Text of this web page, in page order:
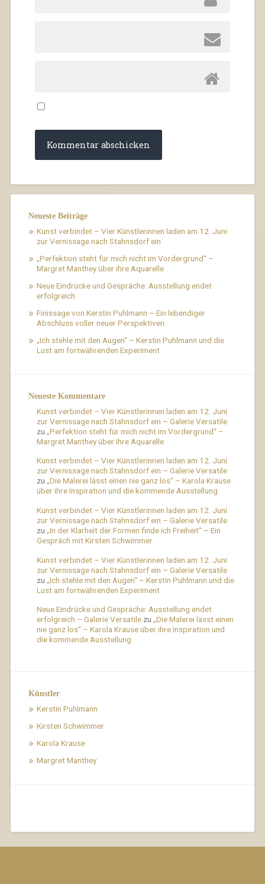
Neueste Beiträge
Kunst verbindet – Vier Künstlerinnen laden am 12. Juni
zur Vernissage nach Stahnsdorf ein
„Perfektion steht für mich nicht im Vordergrund“ –
Margret Manthey über ihre Aquarelle
Neue Eindrücke und Gespräche: Ausstellung endet
erfolgreich
Finissage von Kerstin Puhlmann – Ein lebendiger
Abschluss voller neuer Perspektiven
„Ich stehle mit den Augen“ – Kerstin Puhlmann und die
Lust am fortwährenden Experiment
Neueste Kommentare
Kunst verbindet – Vier Künstlerinnen laden am 12. Juni
zur Vernissage nach Stahnsdorf ein – Galerie Versatile
zu „Perfektion steht für mich nicht im Vordergrund“ –
Margret Manthey über ihre Aquarelle
Kunst verbindet – Vier Künstlerinnen laden am 12. Juni
zur Vernissage nach Stahnsdorf ein – Galerie Versatile
zu „Die Malerei lässt einen nie ganz los“ – Karola Krause
über ihre Inspiration und die kommende Ausstellung
Kunst verbindet – Vier Künstlerinnen laden am 12. Juni
zur Vernissage nach Stahnsdorf ein – Galerie Versatile
zu „In der Klarheit der Formen finde ich Freiheit“ – Ein
Gespräch mit Kirsten Schwimmer
Kunst verbindet – Vier Künstlerinnen laden am 12. Juni
zur Vernissage nach Stahnsdorf ein – Galerie Versatile
zu „Ich stehle mit den Augen“ – Kerstin Puhlmann und die
Lust am fortwährenden Experiment
Neue Eindrücke und Gespräche: Ausstellung endet
erfolgreich – Galerie Versatilezu „Die Malerei lässt einen
nie ganz los“ – Karola Krause über ihre Inspiration und
die kommende Ausstellung
Künstler
Kerstin Puhlmann
Kirsten Schwimmer
Karola Krause
Margret Manthey